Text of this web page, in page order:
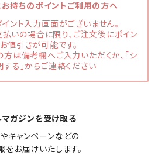
持ちのポイントご利用の方へ
イント入力画面がございません。
いの場合に限り、ご注文後にポイン
値引きが可能です。
は備考欄へご入力いただくか、「シ
する」からご連絡ください
マガジンを受け取る
キャンペーンなどの
をお届けいたします。